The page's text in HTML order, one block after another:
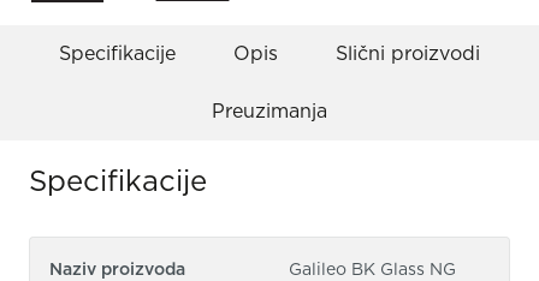
Specifikacije Opis Slični proizvodi
Preuzimanja
Specifikacije
Naziv proizvoda
Galileo BK Glass NG